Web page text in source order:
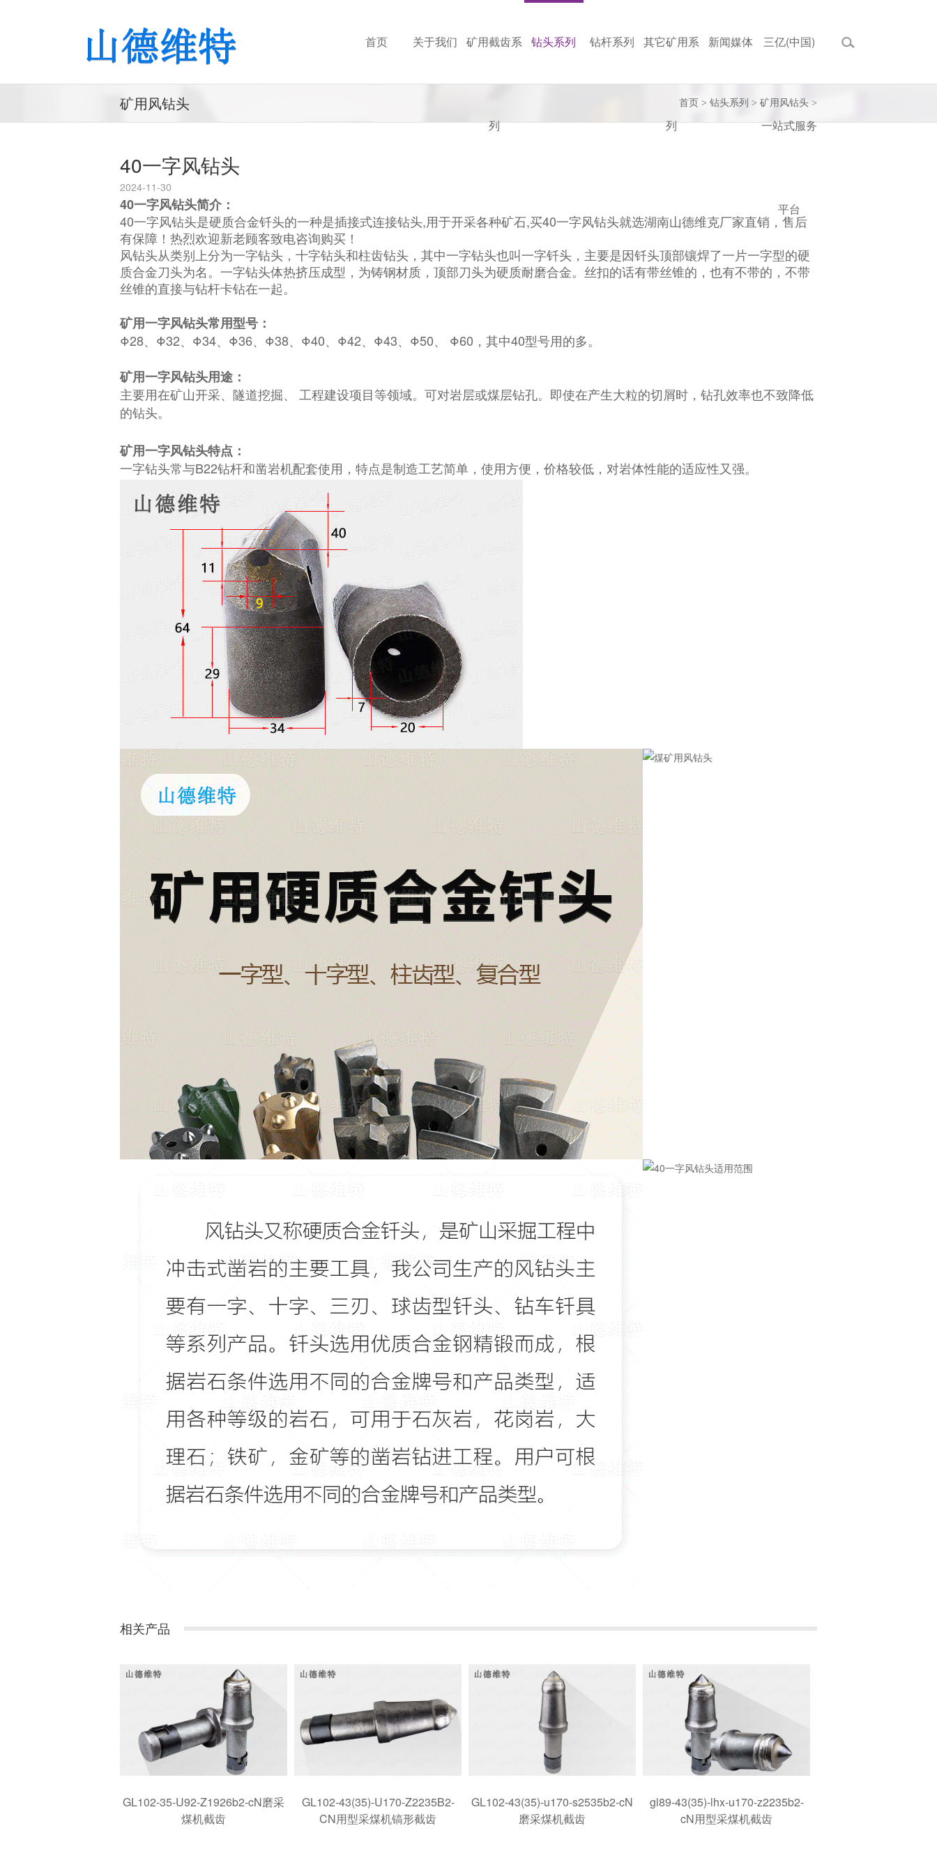
首页 关于我们 矿用截齿系
列
钻头系列 钻杆系列 其它矿用系
列
新闻媒体 三亿(中国)
一站式服务
平台
矿用风钻头 首页 > 钻头系列 > 矿用风钻头 >
40一字风钻头
2024-11-30
40一字风钻头简介：
40一字风钻头是硬质合金钎头的一种是插接式连接钻头,用于开采各种矿石,买40一字风钻头就选湖南山德维克厂家直销，售后
有保障！热烈欢迎新老顾客致电咨询购买！
风钻头从类别上分为一字钻头，十字钻头和柱齿钻头，其中一字钻头也叫一字钎头，主要是因钎头顶部镶焊了一片一字型的硬
质合金刀头为名。一字钻头体热挤压成型，为铸钢材质，顶部刀头为硬质耐磨合金。丝扣的话有带丝锥的，也有不带的，不带
丝锥的直接与钻杆卡钻在一起。
矿用一字风钻头常用型号：
Φ28、Φ32、Φ34、Φ36、Φ38、Φ40、Φ42、Φ43、Φ50、 Φ60，其中40型号用的多。
矿用一字风钻头用途：
主要用在矿山开采、隧道挖掘、 工程建设项目等领域。可对岩层或煤层钻孔。即使在产生大粒的切屑时，钻孔效率也不致降低
的钻头。
矿用一字风钻头特点：
一字钻头常与B22钻杆和凿岩机配套使用，特点是制造工艺简单，使用方便，价格较低，对岩体性能的适应性又强。
相关产品
GL102-35-U92-Z1926b2-cN磨采
煤机截齿
GL102-43(35)-U170-Z2235B2-
CN用型采煤机镐形截齿
GL102-43(35)-u170-s2535b2-cN
磨采煤机截齿
gl89-43(35)-lhx-u170-z2235b2-
cN用型采煤机截齿